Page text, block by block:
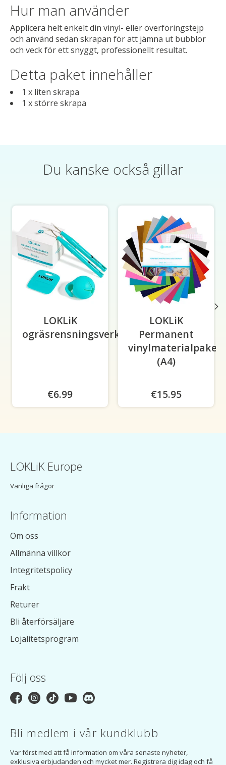
Hur man använder
Applicera helt enkelt din vinyl- eller överföringstejp
och använd sedan skrapan för att jämna ut bubblor
och veck för ett snyggt, professionellt resultat.
Detta paket innehåller
1 x liten skrapa
1 x större skrapa
Du kanske också gillar
LOKLiK
ogräsrensningsverktygspaket
€6.99
LOKLiK
Permanent
vinylmaterialpaket
(A4)
€15.95
LOKLiK Europe
Vanliga frågor
Information
Om oss
Allmänna villkor
Integritetspolicy
Frakt
Returer
Bli återförsäljare
Lojalitetsprogram
Följ oss
Bli medlem i vår kundklubb
Var först med att få information om våra senaste nyheter,
exklusiva erbjudanden och mycket mer. Registrera dig idag och få